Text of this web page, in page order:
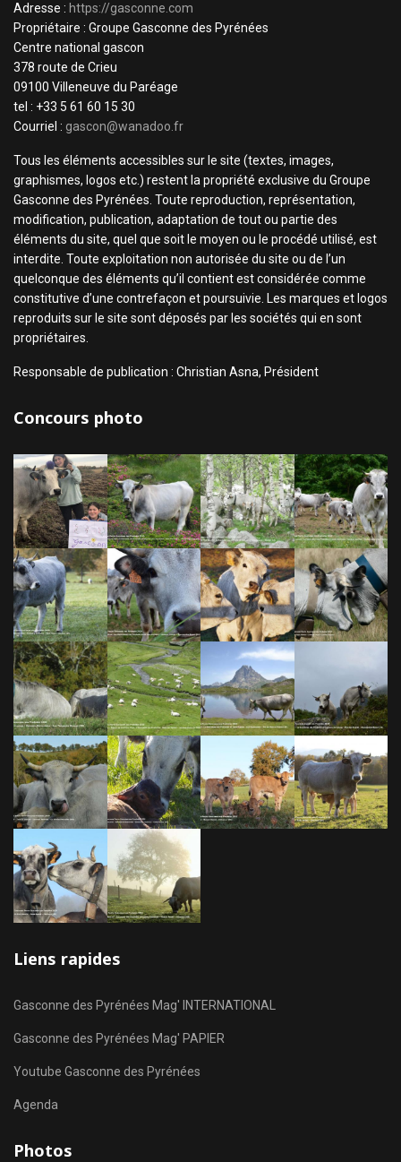
Adresse : https://gasconne.com
Propriétaire : Groupe Gasconne des Pyrénées
Centre national gascon
378 route de Crieu
09100 Villeneuve du Paréage
tel : +33 5 61 60 15 30
Courriel : gascon@wanadoo.fr
Tous les éléments accessibles sur le site (textes, images,
graphismes, logos etc.) restent la propriété exclusive du Groupe
Gasconne des Pyrénées. Toute reproduction, représentation,
modification, publication, adaptation de tout ou partie des
éléments du site, quel que soit le moyen ou le procédé utilisé, est
interdite. Toute exploitation non autorisée du site ou de l’un
quelconque des éléments qu’il contient est considérée comme
constitutive d’une contrefaçon et poursuivie. Les marques et logos
reproduits sur le site sont déposés par les sociétés qui en sont
propriétaires.
Responsable de publication : Christian Asna, Président
Concours photo
Liens rapides
Gasconne des Pyrénées Mag' INTERNATIONAL
Gasconne des Pyrénées Mag' PAPIER
Youtube Gasconne des Pyrénées
Agenda
Photos